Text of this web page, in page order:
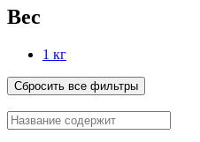
Вес
1 кг
Сбросить все фильтры